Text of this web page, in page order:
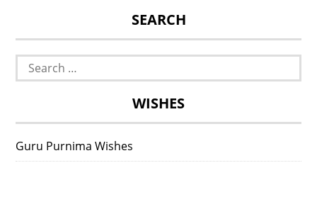
SEARCH
Search
for:
WISHES
Guru Purnima Wishes